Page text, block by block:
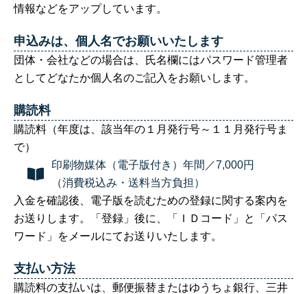
情報などをアップしています。
申込みは、個人名でお願いいたします
団体・会社などの場合は、氏名欄にはパスワード管理者
としてどなたか個人名のご記入をお願いします。
購読料
購読料（年度は、該当年の１月発行号～１１月発行号ま
で）
印刷物媒体（電子版付き）年間／7,000円
（消費税込み・送料当方負担）
入金を確認後、電子版を読むための登録に関する案内を
お送りします。「登録」後に、「ＩＤコード」と「パス
ワード」をメールにてお送りいたします。
支払い方法
購読料の支払いは、郵便振替またはゆうちょ銀行、三井